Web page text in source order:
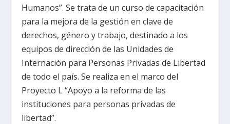
Humanos”. Se trata de un curso de capacitación
para la mejora de la gestión en clave de
derechos, género y trabajo, destinado a los
equipos de dirección de las Unidades de
Internación para Personas Privadas de Libertad
de todo el país. Se realiza en el marco del
Proyecto L “Apoyo a la reforma de las
instituciones para personas privadas de
libertad”.